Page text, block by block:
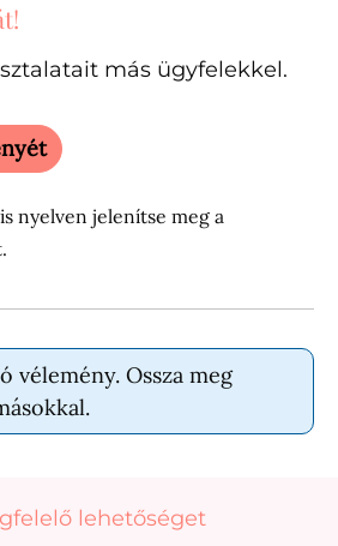
más ügyfelekkel.
nyelven jelenítse meg a
vélemény. Ossza meg
lehetőséget